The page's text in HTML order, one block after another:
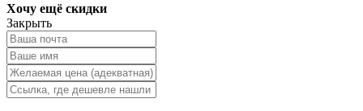
Хочу ещё скидки
Закрыть